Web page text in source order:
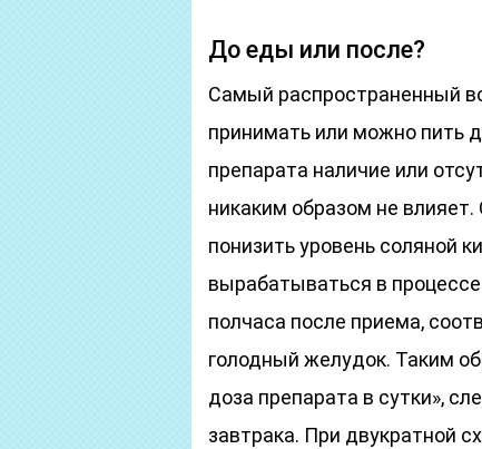
До еды или после?
Самый распространенный
принимать или можно пить
препарата наличие или
никаким образом не
понизить уровень соляной
вырабатываться в
полчаса после приема,
голодный желудок. Таким
доза препарата в сутки»,
завтрака. При двукратной